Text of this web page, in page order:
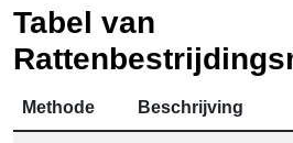
Tabel van
Methode Beschrijving